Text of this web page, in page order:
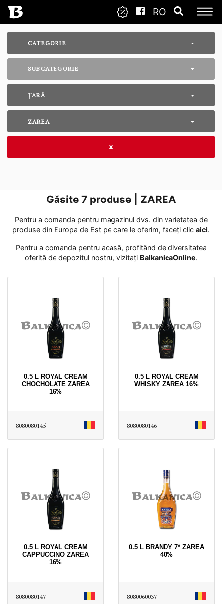
RO
CATEGORIE
SUBCATEGORIE
ȚARĂ
ZAREA
Găsite 7produse | ZAREA
Pentru a comanda pentru magazinul dvs. din varietatea de
produse din Europa de Est pe care le oferim, faceți clic aici․
Pentru a comanda pentru acasă, profitând de diversitatea
oferită de depozitul nostru, vizitați BalkanicaOnline․
0.5 L ROYAL CREAM
CHOCHOLATE ZAREA
16%
8080080145
0.5 L ROYAL CREAM
WHISKY ZAREA 16%
8080080146
0.5 L ROYAL CREAM
CAPPUCCINO ZAREA
16%
8080080147
0.5 L BRANDY 7* ZAREA
40%
8080060037